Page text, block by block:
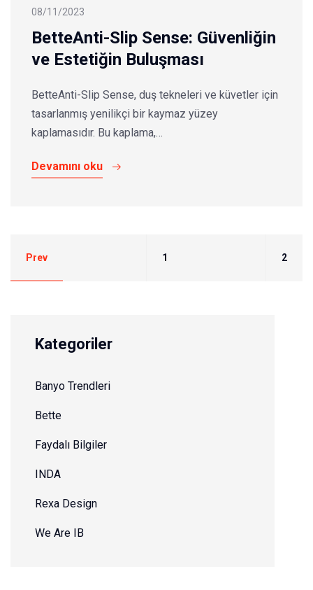
Kategoriler
Banyo Trendleri
Bette
Faydalı Bilgiler
INDA
Rexa Design
We Are IB
08/11/2023
BetteAnti-Slip Sense: Güvenliğin
ve Estetiğin Buluşması
BetteAnti-Slip Sense, duş tekneleri ve küvetler için
tasarlanmış yenilikçi bir kaymaz yüzey
kaplamasıdır. Bu kaplama,…
Devamını oku
Prev 1 2